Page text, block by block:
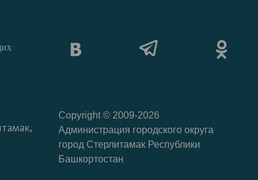
Copyright © 2009-2026
Администрация городского округа
город Стерлитамак Республики
Башкортостан